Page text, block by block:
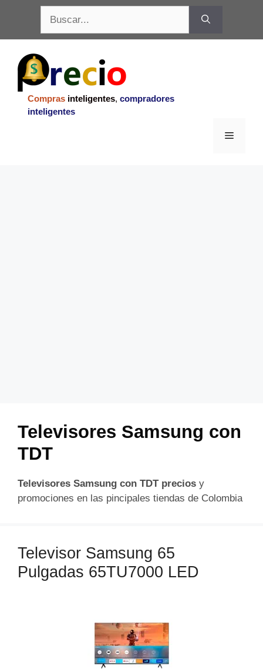
contenido
Compras inteligentes, compradores
inteligentes
Menu
Televisores Samsung con
TDT
Televisores Samsung con TDT precios y
promociones en las pincipales tiendas de Colombia
Televisor Samsung 65
Pulgadas 65TU7000 LED